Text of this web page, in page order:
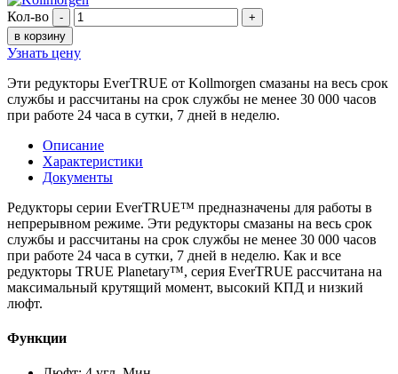
Кол-во -
+
в корзину
Узнать цену
Эти редукторы EverTRUE от Kollmorgen смазаны на весь срок
службы и рассчитаны на срок службы не менее 30 000 часов
при работе 24 часа в сутки, 7 дней в неделю.
Описание
Характеристики
Документы
Редукторы серии EverTRUE™ предназначены для работы в
непрерывном режиме. Эти редукторы смазаны на весь срок
службы и рассчитаны на срок службы не менее 30 000 часов
при работе 24 часа в сутки, 7 дней в неделю. Как и все
редукторы TRUE Planetary™, серия EverTRUE рассчитана на
максимальный крутящий момент, высокий КПД и низкий
люфт.
Функции